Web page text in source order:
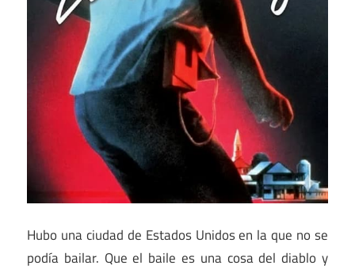
Hubo una ciudad de Estados Unidos en la que no se
podía bailar. Que el baile es una cosa del diablo y